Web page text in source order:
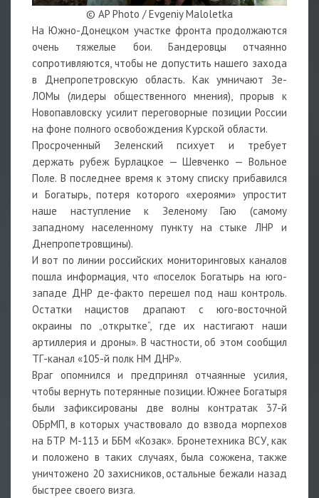
© AP Photo / Evgeniy Maloletka
На Южно-Донецком участке фронта продолжаются
очень тяжелые бои. Бандеровцы отчаянно
сопротивляются, чтобы не допустить нашего захода
в Днепропетровскую область. Как умничают Зе-
ЛОМы (лидеры общественного мнения), прорыв к
Новопавловску усилит переговорные позиции России
на фоне полного освобождения Курской области.
Просроченный Зеленский психует и требует
держать рубеж Бурлацкое — Шевченко — Вольное
Поле. В последнее время к этому списку прибавился
и Богатырь, потеря которого «хероями» упростит
наше наступление к Зеленому Гаю (самому
западному населенному пункту на стыке ЛНР и
Днепропетровщины).
И вот по линии российских мониторинговых каналов
пошла информация, что «поселок Богатырь на юго-
западе ДНР де-факто перешел под наш контроль.
Остатки нацистов драпают с юго-восточной
окраины по „открытке“, где их настигают наши
артиллерия и дроны». В частности, об этом сообщил
ТГ-канал «105-й полк НМ ДНР».
Враг опомнился и предпринял отчаянные усилия,
чтобы вернуть потерянные позиции. Южнее Богатыря
были зафиксированы две волны контратак 37-й
ОБрМП, в которых участвовало до взвода морпехов
на БТР М-113 и ББМ «Козак». Бронетехника ВСУ, как
и положено в таких случаях, была сожжена, также
уничтожено 20 захисников, остальные бежали назад
быстрее своего визга.